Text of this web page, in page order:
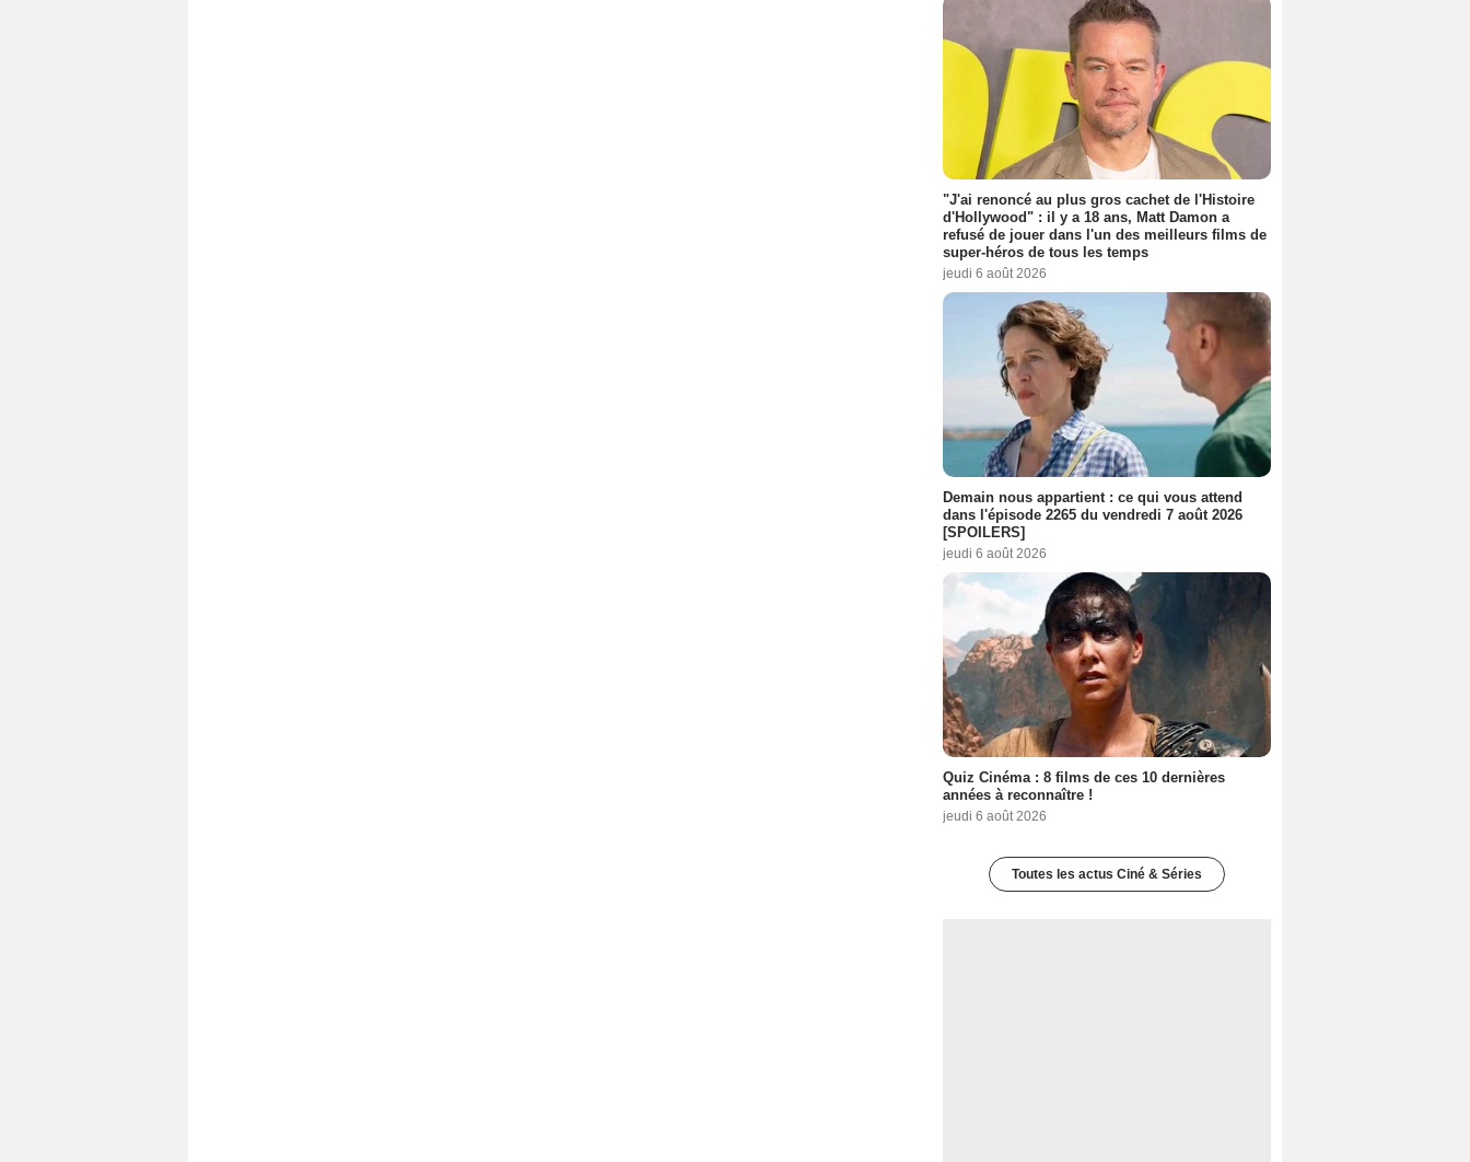
"J'ai renoncé au plus gros cachet de l'Histoire
d'Hollywood" : il y a 18 ans, Matt Damon a
refusé de jouer dans l'un des meilleurs films de
super-héros de tous les temps
jeudi 6 août 2026
Demain nous appartient : ce qui vous attend
dans l'épisode 2265 du vendredi 7 août 2026
[SPOILERS]
jeudi 6 août 2026
Quiz Cinéma : 8 films de ces 10 dernières
années à reconnaître !
jeudi 6 août 2026
Toutes les actus Ciné & Séries